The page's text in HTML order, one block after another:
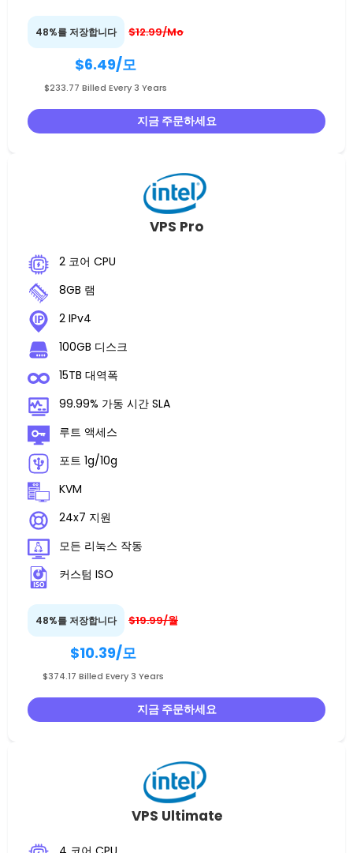
48%를 저장합니다 $12.99/Mo
$6.49/모
$233.77 Billed Every 3 Years
지금 주문하세요
VPS Pro
2 코어 CPU
8GB 램
2 IPv4
100GB 디스크
15TB 대역폭
99.99% 가동 시간 SLA
루트 액세스
포트 1g/10g
KVM
24x7 지원
모든 리눅스 작동
커스텀 ISO
48%를 저장합니다 $19.99/월
$10.39/모
$374.17 Billed Every 3 Years
지금 주문하세요
VPS Ultimate